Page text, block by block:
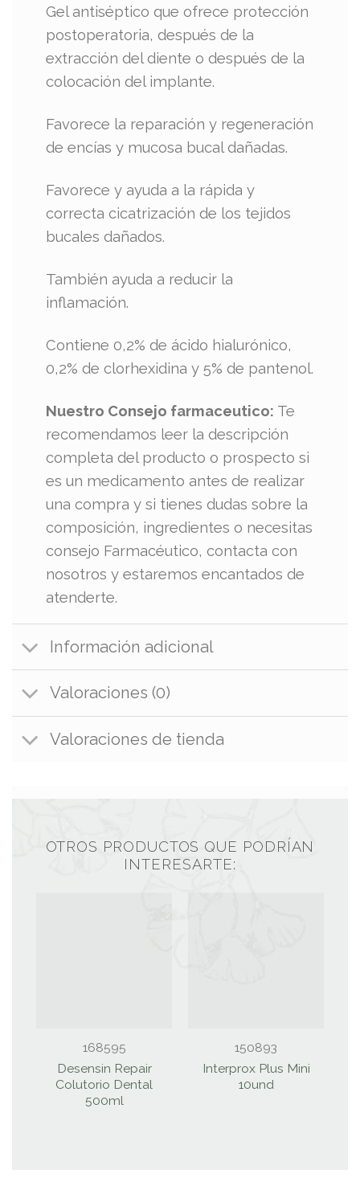
Gel antiséptico que ofrece protección
postoperatoria, después de la
extracción del diente o después de la
colocación del implante.
Favorece la reparación y regeneración
de encías y mucosa bucal dañadas.
Favorece y ayuda a la rápida y
correcta cicatrización de los tejidos
bucales dañados.
También ayuda a reducir la
inflamación.
Contiene 0,2% de ácido hialurónico,
0,2% de clorhexidina y 5% de pantenol.
Nuestro Consejo farmaceutico: Te
recomendamos leer la descripción
completa del producto o prospecto si
es un medicamento antes de realizar
una compra y si tienes dudas sobre la
composición, ingredientes o necesitas
consejo Farmacéutico, contacta con
nosotros y estaremos encantados de
atenderte.
Información adicional
Valoraciones (0)
Valoraciones de tienda
OTROS PRODUCTOS QUE PODRÍAN
INTERESARTE:
168595
Desensin Repair
Colutorio Dental
500ml
150893
Interprox Plus Mini
10und